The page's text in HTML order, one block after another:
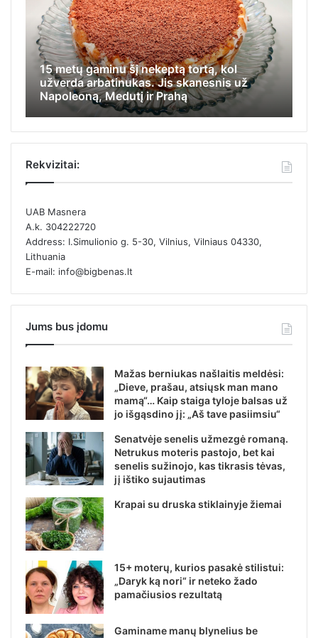
šį nekeptą tortą, kol
Jis skanesnis už
Medutį ir Prahą
Iš jos visi
apsiginti, stengėsi
kamputį ir likti
Rekvizitai:
UAB Masnera
A.k. 304222720
Address: I.Simulionio g. 5-30, Vilnius, Vilniaus 04330,
Lithuania
E-mail: info@bigbenas.lt
Jums bus įdomu
Mažas berniukas našlaitis meldėsi:
„Dieve, prašau, atsiųsk man mano
mamą“… Kaip staiga tyloje balsas už
jo išgąsdino jį: „Aš tave pasiimsiu“
Senatvėje senelis užmezgė romaną.
Netrukus moteris pastojo, bet kai
senelis sužinojo, kas tikrasis tėvas,
jį ištiko sujautimas
Krapai su druska stiklainyje žiemai
15+ moterų, kurios pasakė stilistui:
„Daryk ką nori“ ir neteko žado
pamačiusios rezultatą
Gaminame manų blynelius be